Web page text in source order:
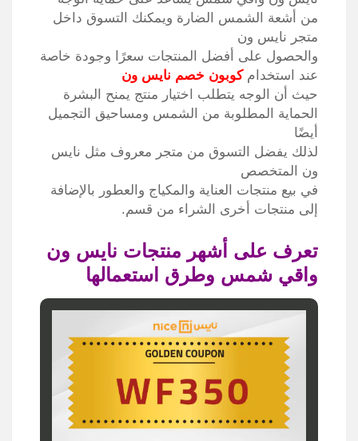
من أشعة الشمس الضارة ويمكنك التسوق داخل
متجر نايس ون
والحصول على أفضل المنتجات سعرًا وجودة خاصة
عند استخدامكوبون خصم نايس ون
حيث أن الوجه يتطلب اختيار منتج يمنح البشرة
الحماية المطلوبة من الشمس ومساحيق التجميل
أيضًا
لذلك يفضل التسوق من متجر معروف مثل نايس
ون المتخصص
في بيع منتجات العناية والمكياج والعطور بالإضافة
إلى منتجات أخرى الشراء من قسم.
تعرف على أشهر منتجات نايس ون
واقي شمس وطرق استعمالها